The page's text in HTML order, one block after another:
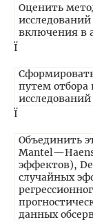
Оценить
включения в
Ї
путем
исследований
Ї
Объединить
эффектов),
случайных
данных